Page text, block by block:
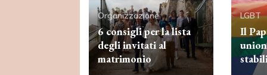
Organizzazione
6 consigli per la lista
degli invitati al
matrimonio
LGBT
Il